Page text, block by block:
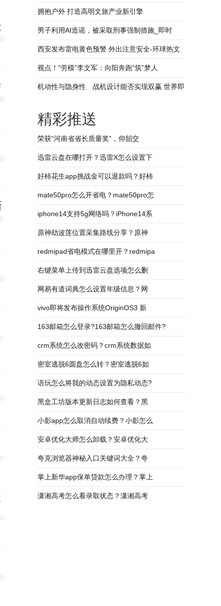
成本可降低 96%|环球热点
拥抱户外 打造高明文旅产业新引擎
男子利用AI造谣，被采取刑事强制措施_即时
西安发布雷电黄色预警 外出注意安全-环球热文
视点！“劳模”李文军：向阳奔跑“筑”梦人
机动性与隐身性 战机设计能否实现双赢 世界即
精彩推送
荣获“河南省省长质量奖”，仰韶交
迅雷云盘在哪打开？迅雷X怎么设置下
好柿花生app挑战金可以退款吗？好柿
mate50pro怎么开省电？mate50pro怎
iphone14支持5g网络吗？iPhone14系
原神劫波莲位置采集路线分享？原神
redmipad省电模式在哪里开？redmipa
右键菜单上传到迅雷云盘选项怎么删
网易有道词典怎么设置年级信息？网
vivo即将发布操作系统OriginOS3 新
163邮箱怎么登录?163邮箱怎么撤回邮件?
crm系统怎么改密码？crm系统数据如
密室逃脱6圆盘怎么转？密室逃脱6如
语玩怎么将我的动态设置为隐私动态?
黑盒工坊版本更新日志如何查看？黑
小影app怎么取消自动续费？小影怎么
安卓优化大师怎么卸载？安卓优化大
夸克浏览器神秘入口关键词大全？夸
掌上新华app保单贷款怎么办理？掌上
潇湘高考怎么看录取状态？潇湘高考